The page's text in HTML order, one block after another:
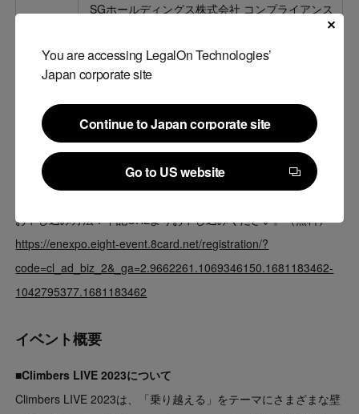
You are accessing LegalOn Technologies’
Japan corporate site
Continue to Japan corporate site
Continue to Japan corporate site
Go to US website
Go to US website
SGホールディングス株式会社 コンプライアンス
スパイダープラス株式会社 執行役員法務責任者
株式会社LegalOn Technologies 執行役員 法務開
お申し込み方法：下記URLよりお申し込みください。（無料）
https://enexpo.eight-event.8card.net/registration/?
code=cl_ad_biz_2&_ga=2.9662261.1069346150.1681183462-
1042795377.1681183462
イベント概要
■Climbers LIVE 2023について
Climbers LIVE 2023は、「乗り越える」をテーマにさまざまな壁